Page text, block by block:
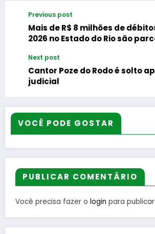
Previous post
Mais de R$ 8 milhões de
2026 no Estado do Rio são
pagamento do tributo
Next post
Cantor Poze do Rodo é solto
judicial
VOCÊ PODE GOSTAR
PUBLICAR COMENTÁRIO
Você precisa fazer o login para